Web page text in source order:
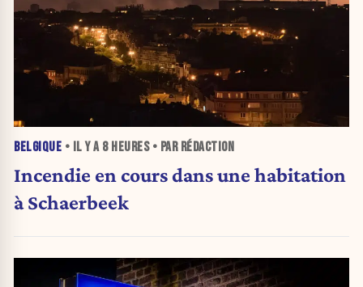
BELGIQUE • IL Y A 8 HEURES• PAR RÉDACTION
Incendie en cours dans une habitation
à Schaerbeek